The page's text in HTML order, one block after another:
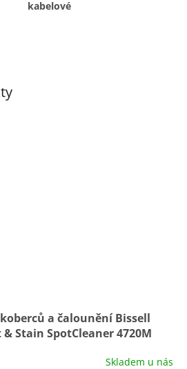
a čalounění Bissell
Stain SpotCleaner 4720M
Skladem u nás
kabelové